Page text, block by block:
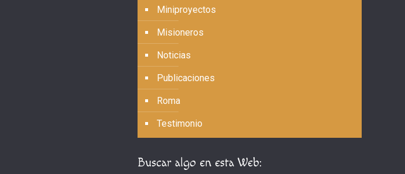
Miniproyectos
Misioneros
Noticias
Publicaciones
Roma
Testimonio
Buscar algo en esta Web: